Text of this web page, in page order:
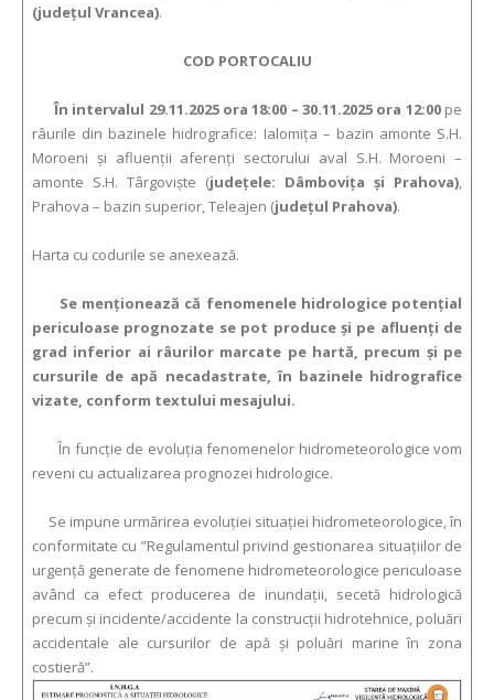
(judeţul Vrancea).
COD PORTOCALIU
În intervalul 29.11.2025 ora 18:00 – 30.11.2025 ora 12:00 pe
râurile din bazinele hidrografice: Ialomiţa – bazin amonte S.H.
Moroeni şi afluenţii aferenţi sectorului aval S.H. Moroeni –
amonte S.H. Târgovişte (judeţele: Dâmboviţa şi Prahova),
Prahova – bazin superior, Teleajen (judeţul Prahova).
Harta cu codurile se anexează.
Se menţionează că fenomenele hidrologice potenţial
periculoase prognozate se pot produce şi pe afluenţi de
grad inferior ai râurilor marcate pe hartă, precum şi pe
cursurile de apă necadastrate, în bazinele hidrografice
vizate, conform textului mesajului.
În funcție de evoluția fenomenelor hidrometeorologice vom
reveni cu actualizarea prognozei hidrologice.
Se impune urmărirea evoluției situației hidrometeorologice, în
conformitate cu ”Regulamentul privind gestionarea situaţiilor de
urgenţă generate de fenomene hidrometeorologice periculoase
având ca efect producerea de inundații, secetă hidrologică
precum și incidente/accidente la construcții hidrotehnice, poluări
accidentale ale cursurilor de apă și poluări marine în zona
costieră”.